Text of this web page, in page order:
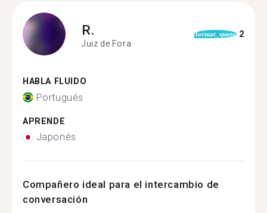
R.
Juiz de Fora
format_quote 2
HABLA FLUIDO
Portugués
APRENDE
Japonés
Compañero ideal para el intercambio de
conversación